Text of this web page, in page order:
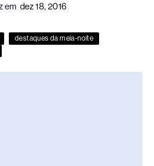
sk
y
s
A
p
y
Li
k
em dez 18, 2016
destaques da meia-noite